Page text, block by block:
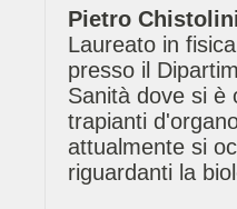
Pietro
Laureato in
presso il
Sanità dove si è
trapianti
attualmente si
riguardanti la